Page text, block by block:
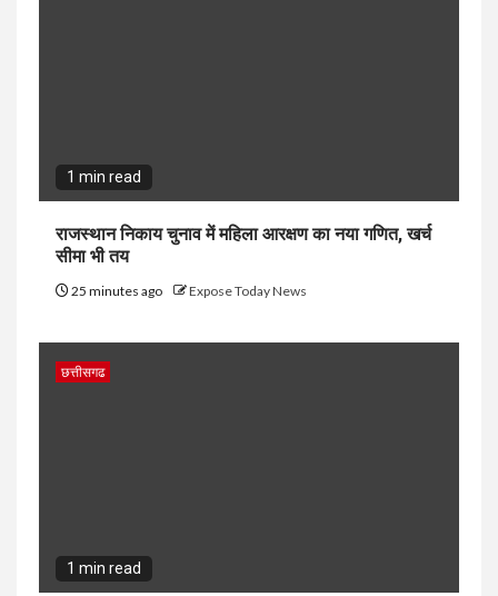
1 min read
राजस्थान निकाय चुनाव में महिला आरक्षण का नया गणित, खर्च
सीमा भी तय
25 minutes ago Expose Today News
छत्तीसगढ
1 min read